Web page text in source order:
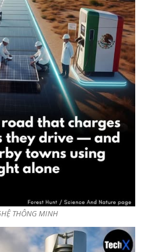
THÔNG MINH